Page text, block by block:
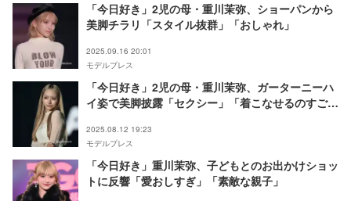
「今日好き」2児の母・重川茉弥、ショーパンから
美脚チラリ「スタイル抜群」「おしゃれ」
2025.09.16 20:01
モデルプレス
「今日好き」2児の母・重川茉弥、ガーターニーハ
イ姿で美脚披露「セクシー」「着こなせるのすご
2025.08.12 19:23
モデルプレス
「今日好き」重川茉弥、子どもとのお出かけショッ
トに反響「愛おしすぎ」「素敵な親子」